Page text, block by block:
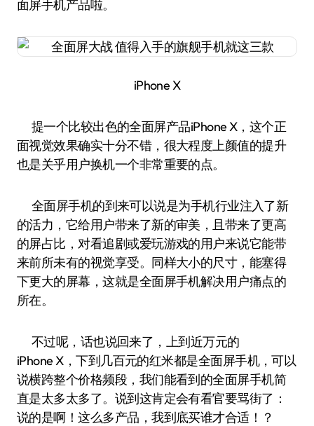
面屏手机产品啦。
iPhone X
提一个比较出色的全面屏产品iPhone X，这个正
面视觉效果确实十分不错，很大程度上颜值的提升
也是关乎用户换机一个非常重要的点。
全面屏手机的到来可以说是为手机行业注入了新
的活力，它给用户带来了新的审美，且带来了更高
的屏占比，对看追剧或爱玩游戏的用户来说它能带
来前所未有的视觉享受。同样大小的尺寸，能塞得
下更大的屏幕，这就是全面屏手机解决用户痛点的
所在。
不过呢，话也说回来了，上到近万元的
iPhone X，下到几百元的红米都是全面屏手机，可以
说横跨整个价格频段，我们能看到的全面屏手机简
直是太多太多了。说到这肯定会有看官要骂街了：
说的是啊！这么多产品，我到底买谁才合适！？